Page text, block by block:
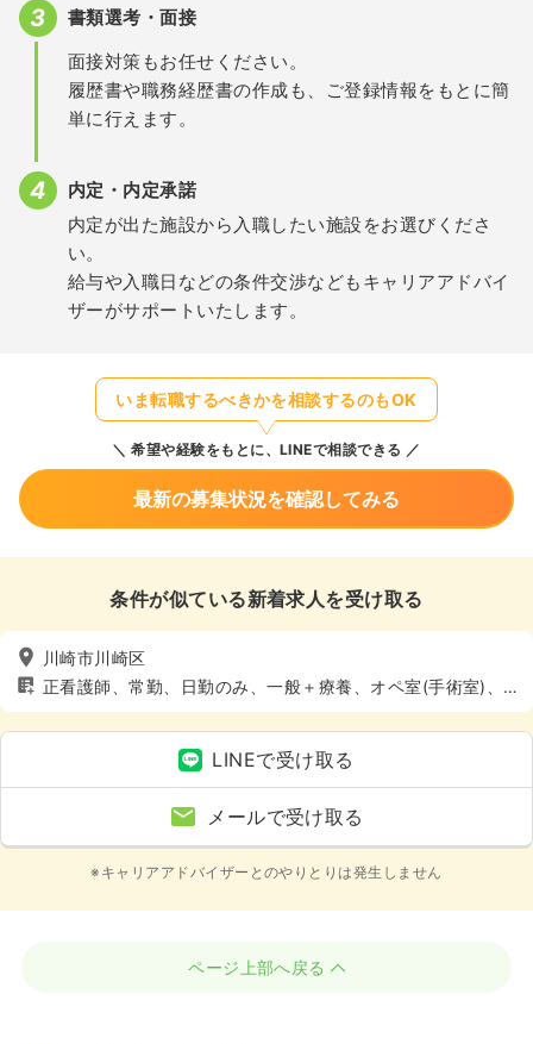
書類選考・面接
面接対策もお任せください。
履歴書や職務経歴書の作成も、ご登録情報をもとに簡
単に行えます。
内定・内定承諾
内定が出た施設から入職したい施設をお選びくださ
い。
給与や入職日などの条件交渉などもキャリアアドバイ
ザーがサポートいたします。
いま転職するべきかを相談するのもOK
希望や経験をもとに、LINEで相談できる
最新の募集状況を確認してみる
条件が似ている新着求人を受け取る
川崎市川崎区
正看護師、常勤、日勤のみ、一般＋療養、オペ室(手術室)、
土日休み
LINEで受け取る
メールで受け取る
※キャリアアドバイザーとのやりとりは発生しません
ページ上部へ戻る